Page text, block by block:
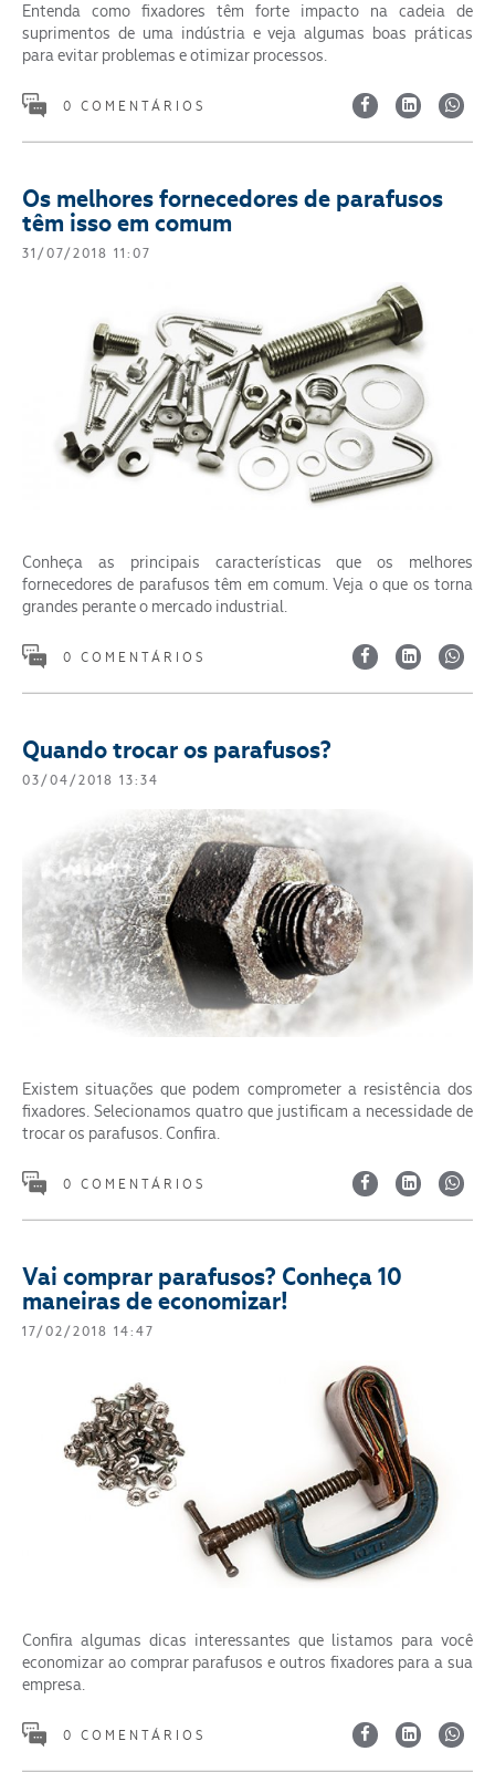
Entenda como fixadores têm forte impacto na cadeia de
suprimentos de uma indústria e veja algumas boas práticas
para evitar problemas e otimizar processos.
0 COMENTÁRIOS
Os melhores fornecedores de parafusos
têm isso em comum
31/07/2018 11:07
Conheça as principais características que os melhores
fornecedores de parafusos têm em comum. Veja o que os torna
grandes perante o mercado industrial.
0 COMENTÁRIOS
Quando trocar os parafusos?
03/04/2018 13:34
Existem situações que podem comprometer a resistência dos
fixadores. Selecionamos quatro que justificam a necessidade de
trocar os parafusos. Confira.
0 COMENTÁRIOS
Vai comprar parafusos? Conheça 10
maneiras de economizar!
17/02/2018 14:47
Confira algumas dicas interessantes que listamos para você
economizar ao comprar parafusos e outros fixadores para a sua
empresa.
0 COMENTÁRIOS